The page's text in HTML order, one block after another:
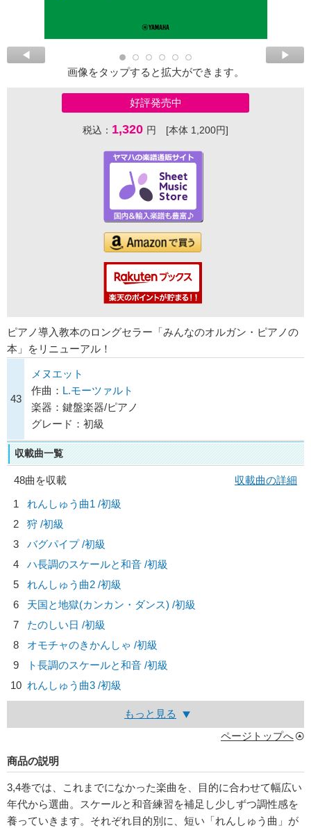
画像をタップすると拡大ができます。
好評発売中
税込： 1,320 円 [本体 1,200円]
ピアノ導入教本のロングセラー「みんなのオルガン・ピアノの
本」をリニューアル！
43
メヌエット
作曲： L.モーツァルト
楽器：鍵盤楽器/ピアノ
グレード：初級
収載曲一覧
48曲を収載
収載曲の詳細
1
れんしゅう曲1 /初級
2
狩 /初級
3
バグパイプ /初級
4
ハ長調のスケールと和音 /初級
5
れんしゅう曲2 /初級
6
天国と地獄(カンカン・ダンス) /初級
7
たのしい日 /初級
8
オモチャのきかんしゃ /初級
9
ト長調のスケールと和音 /初級
10 れんしゅう曲3 /初級
もっと見る
ページトップへ
商品の説明
3,4巻では、これまでになかった楽曲を、目的に合わせて幅広い
年代から選曲。スケールと和音練習を補足し少しずつ調性感を
養っていきます。それぞれ目的別に、短い「れんしゅう曲」が